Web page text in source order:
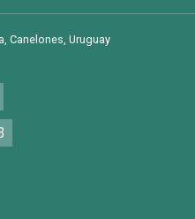
Canelones, Uruguay